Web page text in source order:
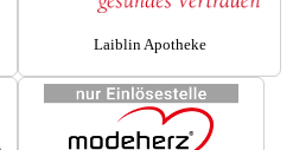
Laiblin Apotheke